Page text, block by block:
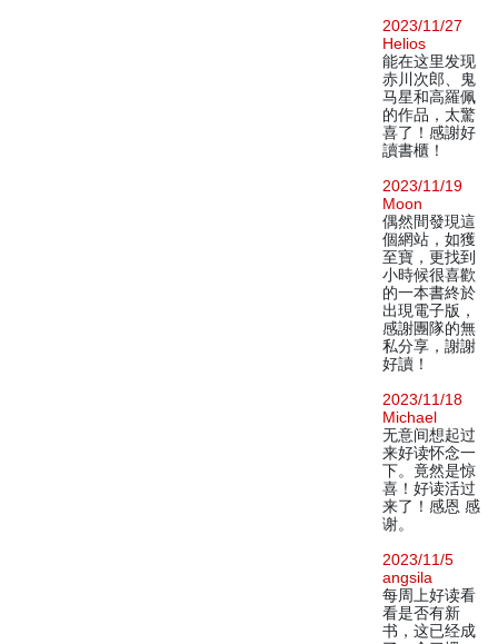
2023/11/27
Helios
能在这里发现
赤川次郎、鬼
马星和高羅佩
的作品，太驚
喜了！感謝好
讀書櫃！
2023/11/19
Moon
偶然間發現這
個網站，如獲
至寶，更找到
小時候很喜歡
的一本書終於
出現電子版，
感謝團隊的無
私分享，謝謝
好讀！
2023/11/18
Michael
无意间想起过
来好读怀念一
下。竟然是惊
喜！好读活过
来了！感恩 感
谢。
2023/11/5
angsila
每周上好读看
看是否有新
书，这已经成